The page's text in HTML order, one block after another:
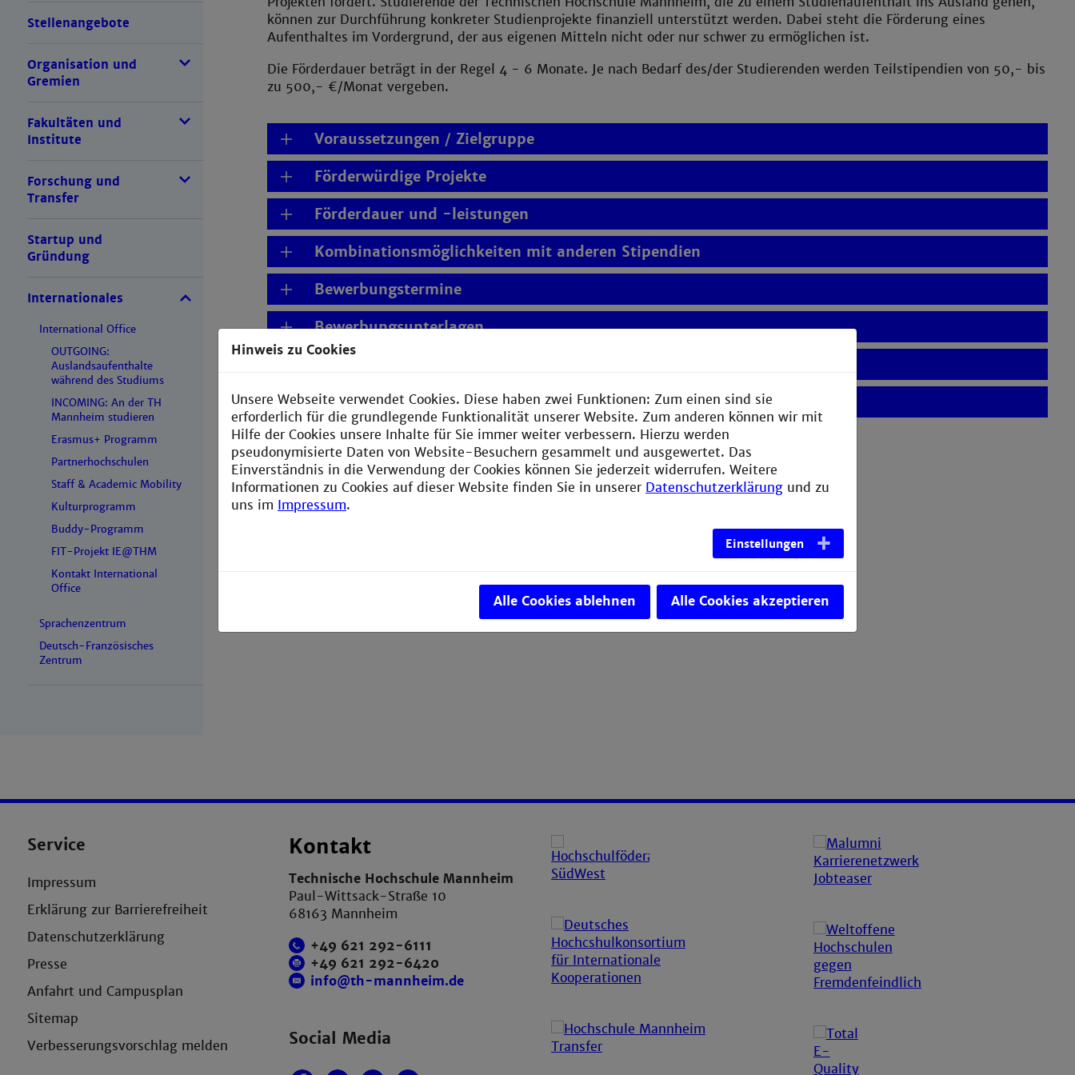
Stellenangebote
Organisation und
Gremien
Fakultäten und
Institute
Forschung und
Transfer
Startup und
Gründung
Internationales
International Office
OUTGOING:
Auslandsaufenthalte
während des Studiums
INCOMING: An der TH
Mannheim studieren
Erasmus+ Programm
Partnerhochschulen
Staff & Academic Mobility
Kulturprogramm
Buddy-Programm
FIT-Projekt IE@THM
Kontakt International
Office
Sprachenzentrum
Deutsch-Französisches
Zentrum
können zur Durchführung konkreter Studienprojekte finanziell unterstützt werden. Dabei steht die Förderung eines
Aufenthaltes im Vordergrund, der aus eigenen Mitteln nicht oder nur schwer zu ermöglichen ist.
Die Förderdauer beträgt in der Regel 4 - 6 Monate. Je nach Bedarf des/der Studierenden werden Teilstipendien von 50,- bis
zu 500,- €/Monat vergeben.
Voraussetzungen / Zielgruppe
Förderwürdige Projekte
Förderdauer und -leistungen
Kombinationsmöglichkeiten mit anderen Stipendien
Bewerbungstermine
Bewerbungsunterlagen
Kontakt und Beratung
Service
Impressum
Erklärung zur Barrierefreiheit
Datenschutzerklärung
Presse
Anfahrt und Campusplan
Sitemap
Verbesserungsvorschlag melden
Kontakt
Technische Hochschule Mannheim
Paul-Wittsack-Straße 10
68163 Mannheim
+49 621 292-6111
+49 621 292-6420
info@th-mannheim.de
Social Media
Hinweis zu Cookies
Unsere Webseite verwendet Cookies. Diese haben zwei Funktionen: Zum einen sind sie
erforderlich für die grundlegende Funktionalität unserer Website. Zum anderen können wir mit
Hilfe der Cookies unsere Inhalte für Sie immer weiter verbessern. Hierzu werden
pseudonymisierte Daten von Website-Besuchern gesammelt und ausgewertet. Das
Einverständnis in die Verwendung der Cookies können Sie jederzeit widerrufen. Weitere
Informationen zu Cookies auf dieser Website finden Sie in unserer Datenschutzerklärung und zu
uns im Impressum.
Einstellungen
Alle Cookies ablehnen Alle Cookies akzeptieren